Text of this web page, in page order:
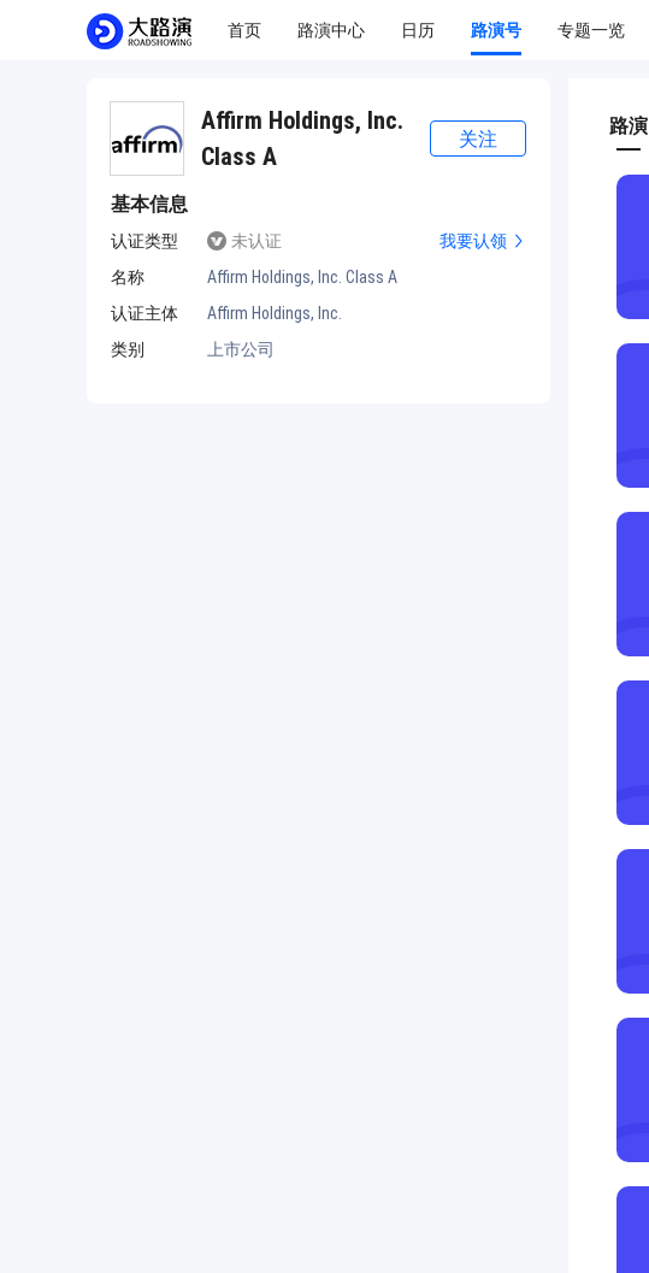
首页 路演中心 日历 路演号 专题一览
Affirm Holdings, Inc.
Class A
关注
基本信息
认证类型 未认证
我要认领
名称
Affirm Holdings, Inc. Class A
认证主体
Affirm Holdings, Inc.
类别
上市公司
路演